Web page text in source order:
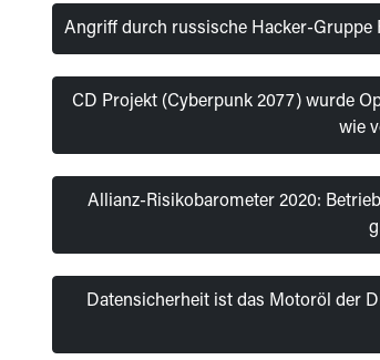
Angriff durch russische Hacker-Gruppe
CD Projekt (Cyberpunk 2077) wurde
wie
Allianz-Risikobarometer 2020:
Datensicherheit ist das Motoröl der